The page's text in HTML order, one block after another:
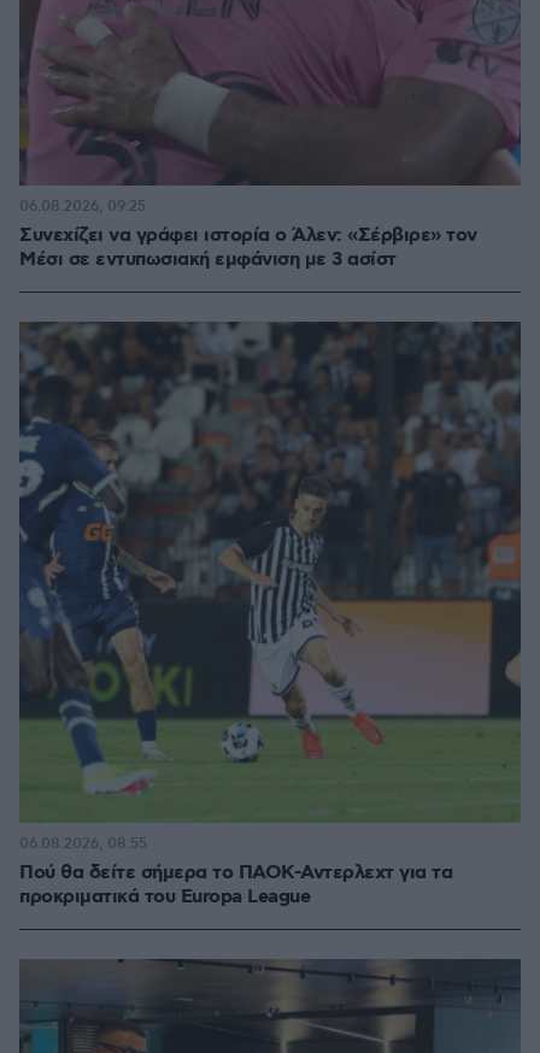
Συνεχίζει να γράφει ιστορία ο Άλεν: «Σέρβιρε» τον
Μέσι σε εντυπωσιακή εμφάνιση με 3 ασίστ
06.08.2026, 09:25
Πού θα δείτε σήμερα το ΠΑΟΚ-Αντερλεχτ για τα
προκριματικά του Europa League
06.08.2026, 08:55